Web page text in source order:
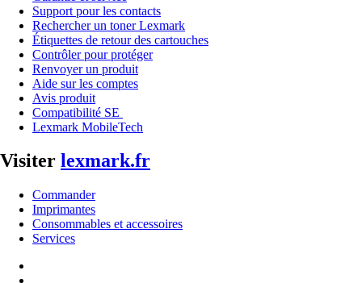
Support pour les contacts
Rechercher un toner Lexmark
Étiquettes de retour des cartouches
Contrôler pour protéger
Renvoyer un produit
Aide sur les comptes
Avis produit
Compatibilité SE
Lexmark MobileTech
Visiter lexmark.fr
Commander
Imprimantes
Consommables et accessoires
Services